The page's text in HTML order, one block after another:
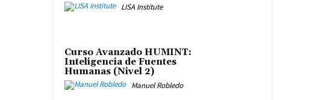
LISA Institute
Curso Avanzado HUMINT:
Inteligencia de Fuentes
Humanas (Nivel 2)
Manuel Robledo